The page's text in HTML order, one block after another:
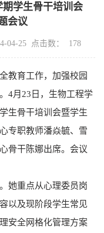
学生骨干培训会
会议
04-25 点击数： 178
教育工作，加强校园
4月23日，生物工程学
生骨干培训会暨学生
专职教师潘焱毓、雪
骨干陈娜出席。会议
她重点从心理委员岗
以及现阶段学生常见
安全网格化管理方案